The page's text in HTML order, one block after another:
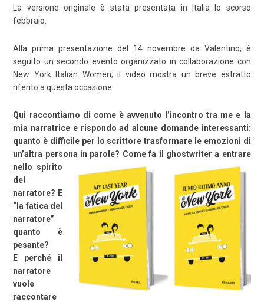
La versione originale è stata presentata in Italia lo scorso
febbraio.
Alla prima presentazione del 14 novembre da Valentino, è
seguito un secondo evento organizzato in collaborazione con
New York Italian Women; il video mostra un breve estratto
riferito a questa occasione.
Qui raccontiamo di come è avvenuto l’incontro tra me e la
mia narratrice e rispondo ad alcune domande interessanti:
quanto è difficile per lo scrittore trasformare le emozioni di
un’altra persona in parole? Come fa il ghostwriter a entrare
nello spirito
del
narratore? E
“la fatica del
narratore”
quanto è
pesante?
E perché il
narratore
vuole
raccontare